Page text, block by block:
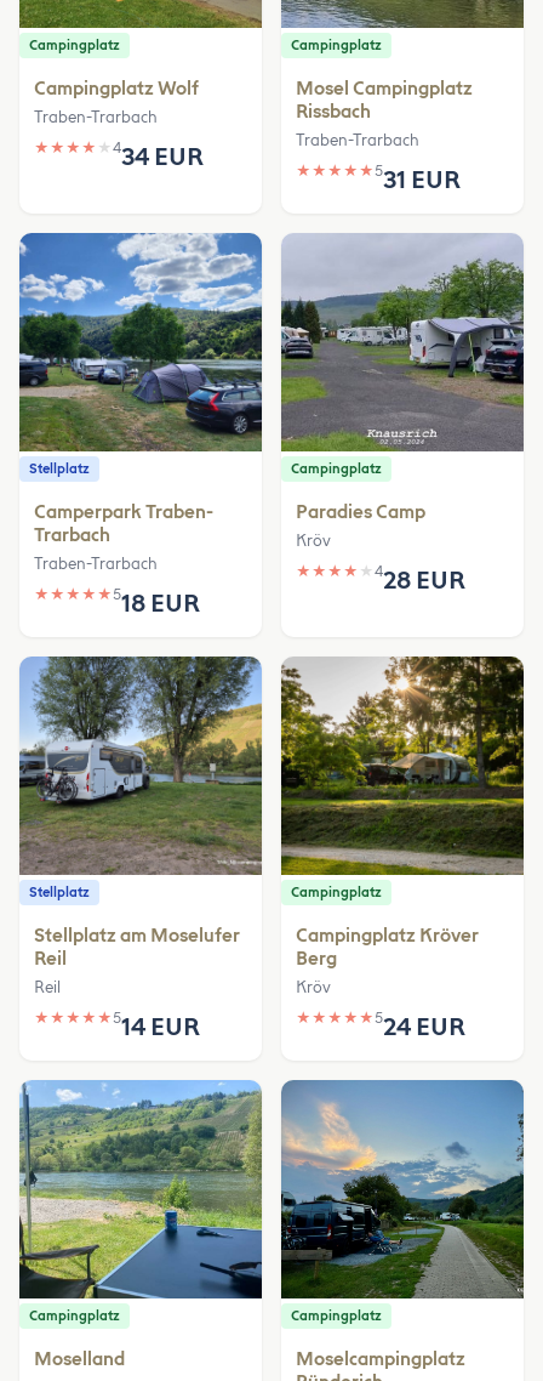
Campingplatz
Campingplatz Wolf
Traben-Trarbach
★ ★ ★ ★ ★ 434 EUR
Campingplatz
Mosel Campingplatz
Rissbach
Traben-Trarbach
★ ★ ★ ★ ★531 EUR
Stellplatz
Camperpark Traben-
Trarbach
Traben-Trarbach
★ ★ ★ ★ ★518 EUR
Campingplatz
Paradies Camp
Kröv
★ ★ ★ ★ ★ 428 EUR
Stellplatz
Stellplatz am Moselufer
Reil
Reil
★ ★ ★ ★ ★514 EUR
Campingplatz
Campingplatz Kröver
Berg
Kröv
★ ★ ★ ★ ★524 EUR
Campingplatz
Moselland
Campingplatz
Moselcampingplatz